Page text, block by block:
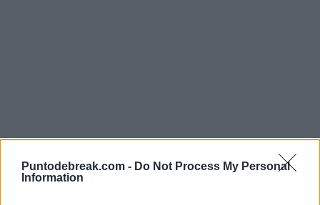
Puntodebreak.com - Do Not Process My Personal
Information
Medvedev: "Ambos torneos ganados han sido muy